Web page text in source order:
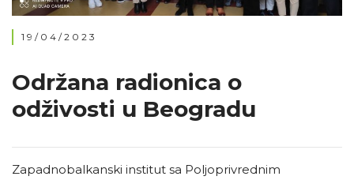
19/04/2023
Održana radionica o
odživosti u Beogradu
Zapadnobalkanski institut sa Poljoprivrednim